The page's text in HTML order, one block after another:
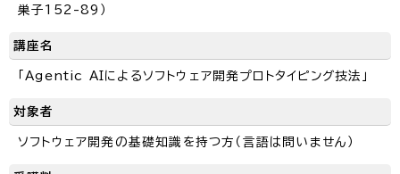
巣子152-89）
講座名
「Agentic AIによるソフトウェア開発プロトタイピング技法」
対象者
ソフトウェア開発の基礎知識を持つ方（言語は問いません）